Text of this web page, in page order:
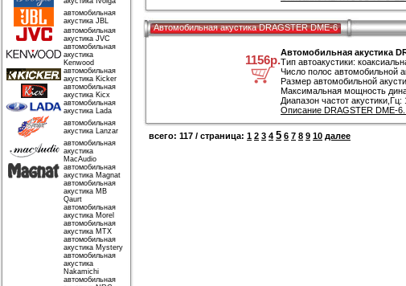
автомобильная
акустика JBL
автомобильная
акустика JVC
автомобильная
акустика
Kenwood
автомобильная
акустика Kicker
автомобильная
акустика Kicx
автомобильная
акустика Lada
автомобильная
акустика Lanzar
автомобильная
акустика
MacAudio
автомобильная
акустика Magnat
автомобильная
акустика MB
Qaurt
автомобильная
акустика Morel
автомобильная
акустика MTX
автомобильная
акустика Mystery
автомобильная
акустика
Nakamichi
автомобильная
Автомобильная акустика DRAGSTER DME-6
1156р.
Автомобильная акустика
Тип автоакустики:
Число полос автомобильной
Размер автомобильной
Максимальная мощность
Диапазон частот акустики,Гц:
Описание DRAGSTER DME-6...
всего: 117 / страница: 1 2 3 4 5 6 7 8 9 10 далее